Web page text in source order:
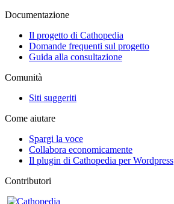
Documentazione
Il progetto di Cathopedia
Domande frequenti sul progetto
Guida alla consultazione
Comunità
Siti suggeriti
Come aiutare
Spargi la voce
Collabora economicamente
Il plugin di Cathopedia per Wordpress
Contributori